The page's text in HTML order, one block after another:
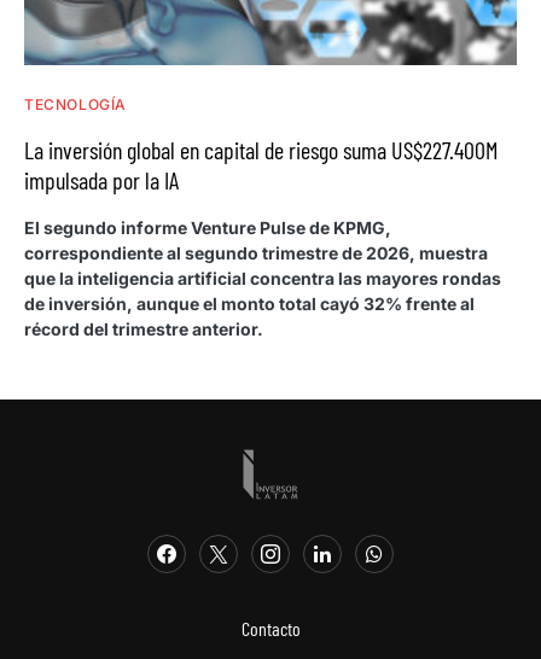
TECNOLOGÍA
La inversión global en capital de riesgo suma US$227.400M
impulsada por la IA
El segundo informe Venture Pulse de KPMG,
correspondiente al segundo trimestre de 2026, muestra
que la inteligencia artificial concentra las mayores rondas
de inversión, aunque el monto total cayó 32% frente al
récord del trimestre anterior.
Contacto